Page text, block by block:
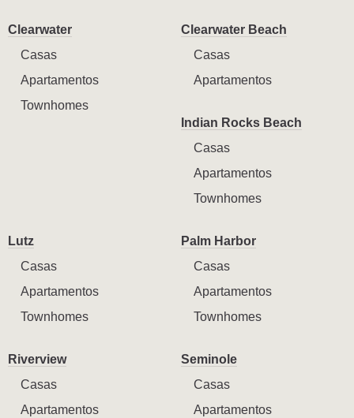
Clearwater
Casas
Apartamentos
Townhomes
Clearwater Beach
Casas
Apartamentos
Indian Rocks Beach
Casas
Apartamentos
Townhomes
Lutz
Casas
Apartamentos
Townhomes
Palm Harbor
Casas
Apartamentos
Townhomes
Riverview
Casas
Apartamentos
Seminole
Casas
Apartamentos